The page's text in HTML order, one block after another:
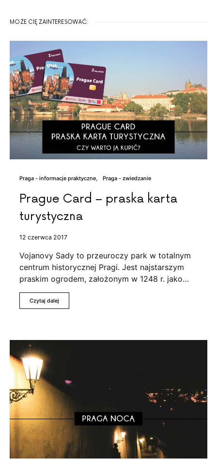
MOŻE CIĘ ZAINTERESOWAĆ:
Praga - informacje praktyczne Praga - zwiedzanie
Prague Card – praska karta
turystyczna
12 czerwca 2017
Vojanovy Sady to przeuroczy park w totalnym
centrum historycznej Pragi. Jest najstarszym
praskim ogrodem, założonym w 1248 r. jako…
Czytaj dalej